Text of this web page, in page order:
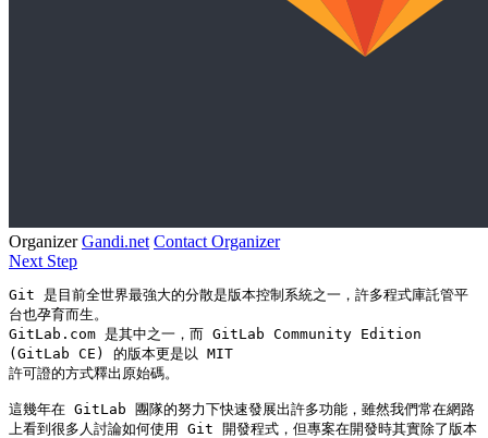
OrganizerGandi.net Contact Organizer
Next Step
Git 是目前全世界最強大的分散是版本控制系統之一，許多程式庫託管平
台也孕育而生。
GitLab.com 是其中之一，而 GitLab Community Edition
(GitLab CE) 的版本更是以 MIT
許可證的方式釋出原始碼。
這幾年在 GitLab 團隊的努力下快速發展出許多功能，雖然我們常在網路
上看到很多人討論如何使用 Git 開發程式，但專案在開發時其實除了版本